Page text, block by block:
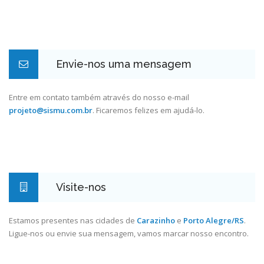
Envie-nos uma mensagem
Entre em contato também através do nosso e-mail
projeto@sismu.com.br. Ficaremos felizes em ajudá-lo.
Visite-nos
Estamos presentes nas cidades de Carazinho e Porto Alegre/RS.
Ligue-nos ou envie sua mensagem, vamos marcar nosso encontro.